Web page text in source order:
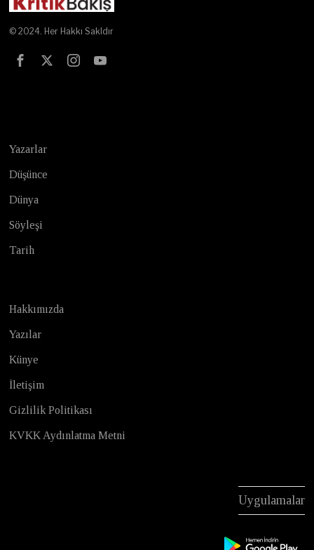
© 2024. Her Hakkı Sakldır
Yazarlar
Düşünce
Dünya
Söyleşi
Tarih
Hakkımızda
Yazılar
Künye
İletişim
Gizlilik Politikası
KVKK Aydınlatma Metni
Uygulamalar